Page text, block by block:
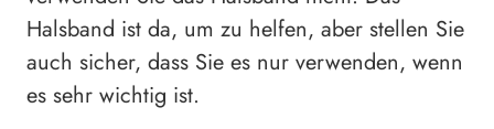
Halsband ist da, um zu helfen, aber stellen Sie
auch sicher, dass Sie es nur verwenden, wenn
es sehr wichtig ist.